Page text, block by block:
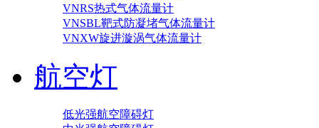
VNRS热式气体流量计
VNSBL靶式防凝堵气体流量计
VNXW旋进漩涡气体流量计
航空灯
低光强航空障碍灯